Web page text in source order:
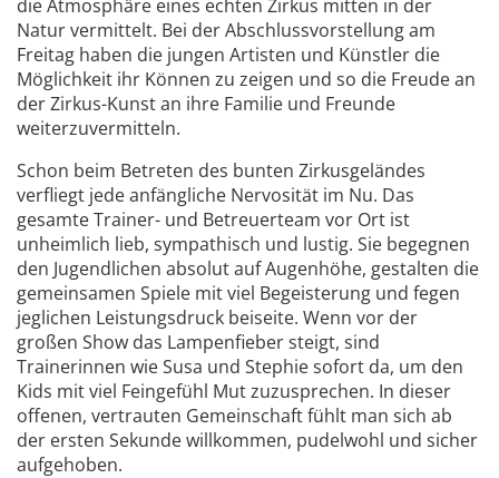
die Atmosphäre eines echten Zirkus mitten in der
Natur vermittelt. Bei der Abschlussvorstellung am
Freitag haben die jungen Artisten und Künstler die
Möglichkeit ihr Können zu zeigen und so die Freude an
der Zirkus-Kunst an ihre Familie und Freunde
weiterzuvermitteln.
Schon beim Betreten des bunten Zirkusgeländes
verfliegt jede anfängliche Nervosität im Nu. Das
gesamte Trainer- und Betreuerteam vor Ort ist
unheimlich lieb, sympathisch und lustig. Sie begegnen
den Jugendlichen absolut auf Augenhöhe, gestalten die
gemeinsamen Spiele mit viel Begeisterung und fegen
jeglichen Leistungsdruck beiseite. Wenn vor der
großen Show das Lampenfieber steigt, sind
Trainerinnen wie Susa und Stephie sofort da, um den
Kids mit viel Feingefühl Mut zuzusprechen. In dieser
offenen, vertrauten Gemeinschaft fühlt man sich ab
der ersten Sekunde willkommen, pudelwohl und sicher
aufgehoben.